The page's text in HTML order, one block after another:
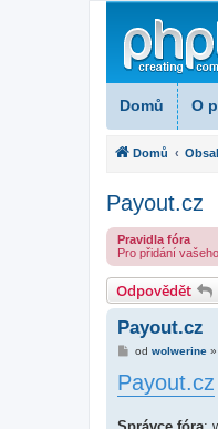
Domů O
Domů
Payout.cz
Pravidla fóra
Pro přidání
Odpovědět
Payout.cz
P
í
s
od wolwerine»
Payout.cz